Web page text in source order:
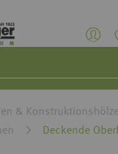
&
Deckende